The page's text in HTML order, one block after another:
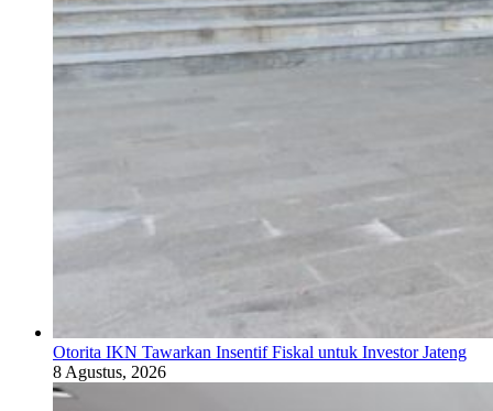
Otorita IKN Tawarkan Insentif Fiskal untuk Investor Jateng
8 Agustus, 2026